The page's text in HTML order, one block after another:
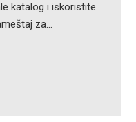
katalog i iskoristite
za…